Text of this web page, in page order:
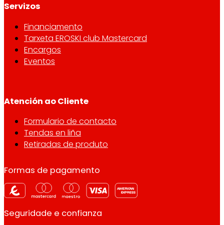
Servizos
Financiamento
Tarxeta EROSKI club Mastercard
Encargos
Eventos
Atención ao Cliente
Formulario de contacto
Tendas en liña
Retiradas de produto
Formas de pagamento
Seguridade e confianza